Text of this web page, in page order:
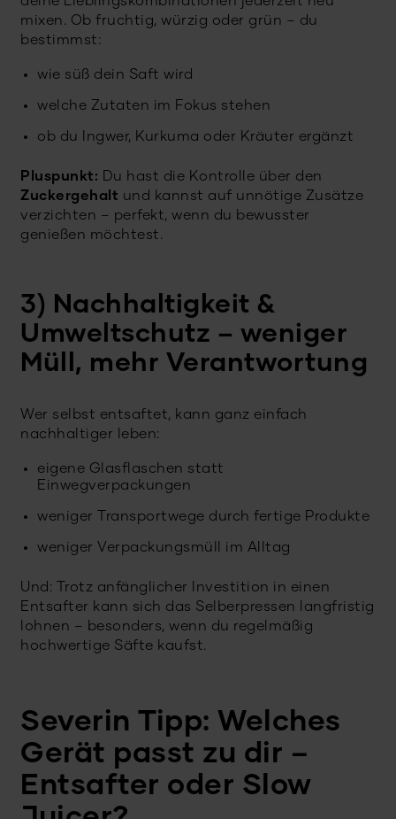
mixen. Ob fruchtig, würzig oder grün – du
bestimmst:
wie süß dein Saft wird
welche Zutaten im Fokus stehen
ob du Ingwer, Kurkuma oder Kräuter ergänzt
Pluspunkt: Du hast die Kontrolle über den
Zuckergehalt und kannst auf unnötige Zusätze
verzichten – perfekt, wenn du bewusster
genießen möchtest.
3) Nachhaltigkeit &
Umweltschutz – weniger
Müll, mehr Verantwortung
Wer selbst entsaftet, kann ganz einfach
nachhaltiger leben:
eigene Glasflaschen statt
Einwegverpackungen
weniger Transportwege durch fertige Produkte
weniger Verpackungsmüll im Alltag
Und: Trotz anfänglicher Investition in einen
Entsafter kann sich das Selberpressen langfristig
lohnen – besonders, wenn du regelmäßig
hochwertige Säfte kaufst.
Severin Tipp: Welches
Gerät passt zu dir –
Entsafter oder Slow